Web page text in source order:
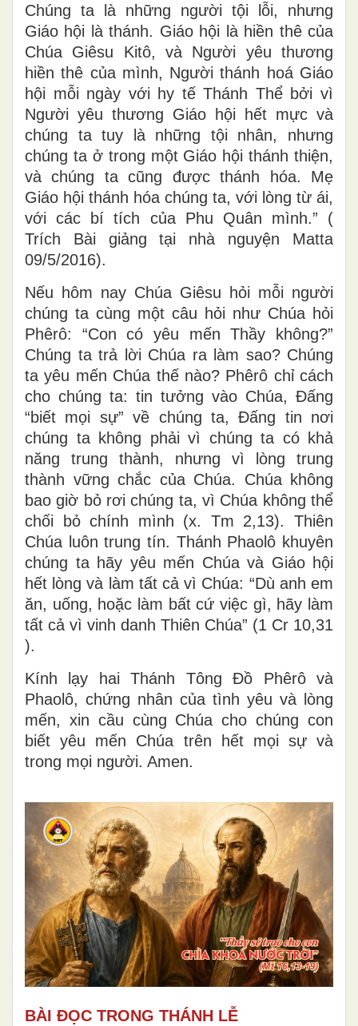
Chúng ta là những người tội lỗi, nhưng
Giáo hội là thánh. Giáo hội là hiền thê của
Chúa Giêsu Kitô, và Người yêu thương
hiền thê của mình, Người thánh hoá Giáo
hội mỗi ngày với hy tế Thánh Thể bởi vì
Người yêu thương Giáo hội hết mực và
chúng ta tuy là những tội nhân, nhưng
chúng ta ở trong một Giáo hội thánh thiện,
và chúng ta cũng được thánh hóa. Mẹ
Giáo hội thánh hóa chúng ta, với lòng từ ái,
với các bí tích của Phu Quân mình.” (
Trích Bài giảng tại nhà nguyện Matta
09/5/2016).
Nếu hôm nay Chúa Giêsu hỏi mỗi người
chúng ta cùng một câu hỏi như Chúa hỏi
Phêrô: “Con có yêu mến Thầy không?”
Chúng ta trả lời Chúa ra làm sao? Chúng
ta yêu mến Chúa thế nào? Phêrô chỉ cách
cho chúng ta: tin tưởng vào Chúa, Ðấng
“biết mọi sự” về chúng ta, Ðấng tin nơi
chúng ta không phải vì chúng ta có khả
năng trung thành, nhưng vì lòng trung
thành vững chắc của Chúa. Chúa không
bao giờ bỏ rơi chúng ta, vì Chúa không thể
chối bỏ chính mình (x. Tm 2,13). Thiên
Chúa luôn trung tín. Thánh Phaolô khuyên
chúng ta hãy yêu mến Chúa và Giáo hội
hết lòng và làm tất cả vì Chúa: “Dù anh em
ăn, uống, hoặc làm bất cứ việc gì, hãy làm
tất cả vì vinh danh Thiên Chúa” (1 Cr 10,31
).
Kính lạy hai Thánh Tông Đồ Phêrô và
Phaolô, chứng nhân của tình yêu và lòng
mến, xin cầu cùng Chúa cho chúng con
biết yêu mến Chúa trên hết mọi sự và
trong mọi người. Amen.
BÀI ĐỌC TRONG THÁNH LỄ